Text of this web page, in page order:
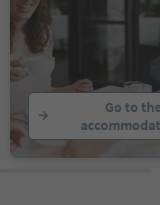
Go to